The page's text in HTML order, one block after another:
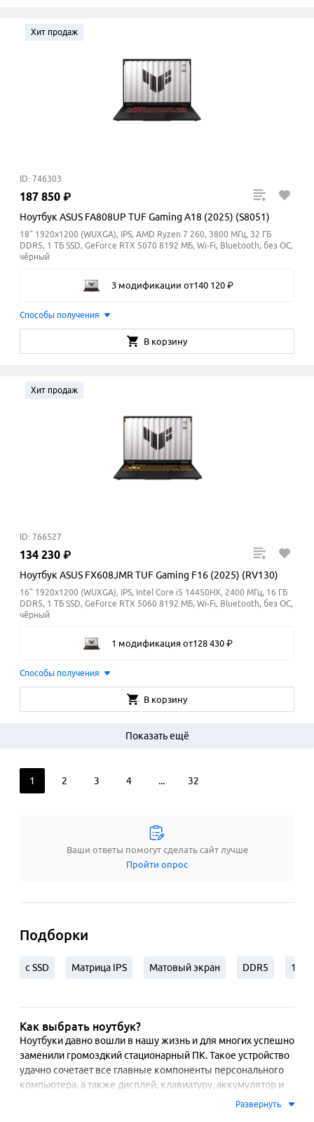
Хит продаж
ID: 746303
187 850 ₽
Ноутбук ASUS FA808UP TUF Gaming A18 (2025) (S8051)
18" 1920x1200 (WUXGA), IPS, AMD Ryzen 7 260, 3800 МГц, 32 ГБ
DDR5, 1 ТБ SSD, GeForce RTX 5070 8192 МБ, Wi-Fi, Bluetooth, без ОС,
чёрный
3 модификации от140 120 ₽
Способы получения
В корзину
Хит продаж
ID: 766527
134 230 ₽
Ноутбук ASUS FX608JMR TUF Gaming F16 (2025) (RV130)
16" 1920x1200 (WUXGA), IPS, Intel Core i5 14450HX, 2400 МГц, 16 ГБ
DDR5, 1 ТБ SSD, GeForce RTX 5060 8192 МБ, Wi-Fi, Bluetooth, без ОС,
чёрный
1 модификация от128 430 ₽
Способы получения
В корзину
1 2 3 4 ... 32
Показать ещё
Ваши ответы помогут сделать сайт лучше
Пройти опрос
Подборки
с SSD Матрица IPS Матовый экран DDR5 16
Как выбрать ноутбук?
Ноутбуки давно вошли в нашу жизнь и для многих успешно
заменили громоздкий стационарный ПК. Такое устройство
удачно сочетает все главные компоненты персонального
компьютера, а также дисплей, клавиатуру, аккумулятор и
тачпад (сенсорную панель). Популярность ноутбуков Развернуть